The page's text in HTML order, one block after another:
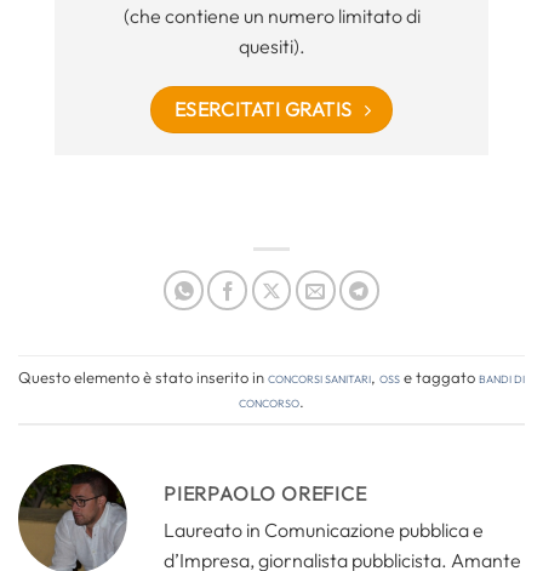
(che contiene un numero limitato di
quesiti).
ESERCITATI GRATIS
Questo elemento è stato inserito inConcorsi Sanitari, OSSe taggatobandi di
concorso.
PIERPAOLO OREFICE
Laureato in Comunicazione pubblica e
d’Impresa, giornalista pubblicista. Amante